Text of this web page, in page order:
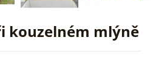
kouzelném mlýně